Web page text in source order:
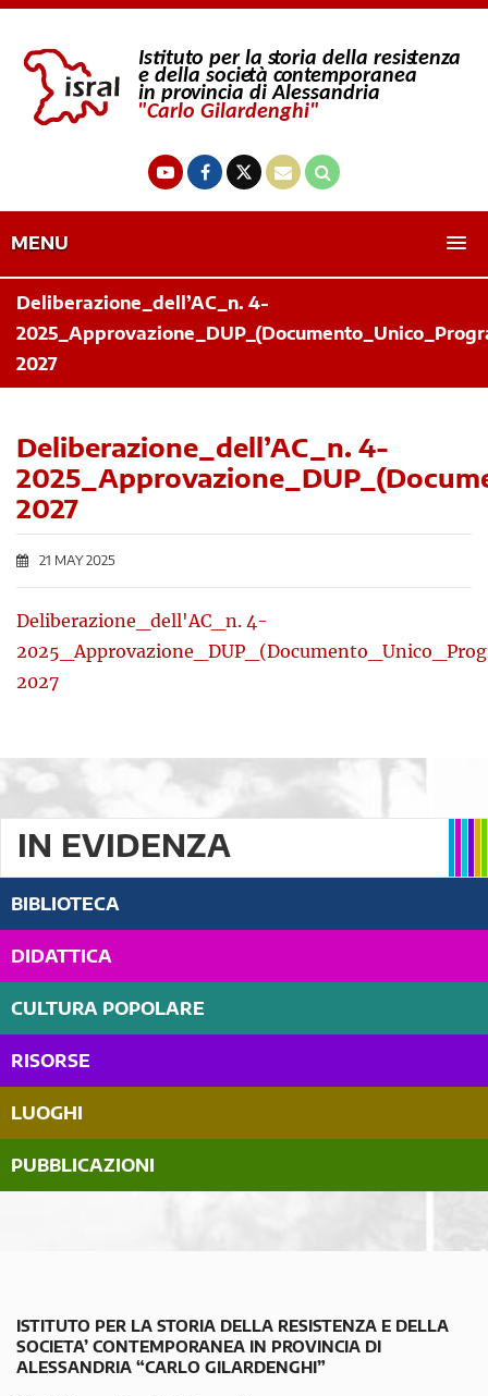
MENU
Deliberazione_dell’AC_n. 4-
2027
Deliberazione_dell’AC_n. 4-
2027
21 MAY 2025
Deliberazione_dell'AC_n. 4-
2027
IN EVIDENZA
BIBLIOTECA
DIDATTICA
CULTURA POPOLARE
RISORSE
LUOGHI
PUBBLICAZIONI
ISTITUTO PER LA STORIA DELLA RESISTENZA E DELLA
SOCIETA’ CONTEMPORANEA IN PROVINCIA DI
ALESSANDRIA “CARLO GILARDENGHI”